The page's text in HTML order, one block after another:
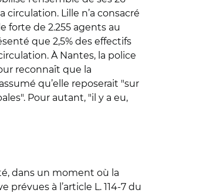
Lille n’a consacré
forte de 2.255 agents au
que 2,5% des effectifs
À Nantes, la police
reconnaît que la
qu’elle reposerait "sur
Pour autant, "il y a eu,
dans un moment où la
à l’article L. 114-7 du